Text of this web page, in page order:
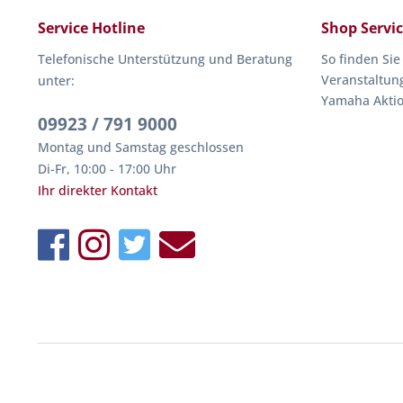
Service Hotline
Telefonische Unterstützung und Beratung
unter:
09923 / 791 9000
Montag und Samstag geschlossen
Di-Fr, 10:00 - 17:00 Uhr
Ihr direkter Kontakt
Shop
So finden
Yamaha